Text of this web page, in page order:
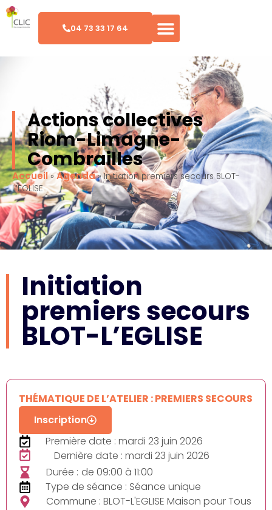
04 73 33 17 64
Actions collectives
Riom-Limagne-
Combrailles
Accueil»Agenda»Initiation premiers secours BLOT-
L’EGLISE
Initiation
premiers secours
BLOT-L’EGLISE
THÉMATIQUE DE L’ATELIER : PREMIERS SECOURS
Inscription
Première date : mardi 23 juin 2026
Dernière date : mardi 23 juin 2026
Durée : de 09:00 à 11:00
Type de séance : Séance unique
Commune : BLOT-L'EGLISE Maison pour Tous